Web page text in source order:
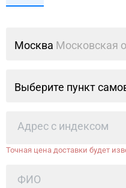
Москва Московская
Выберите пункт
Точная цена доставки будет